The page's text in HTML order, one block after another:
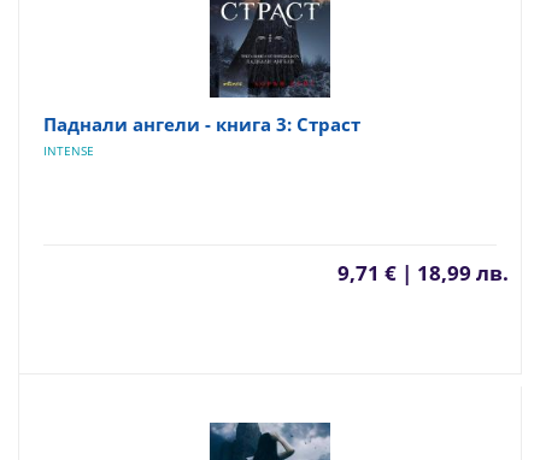
Паднали ангели - книга 3: Страст
INTENSE
9,71 € | 18,99 лв.